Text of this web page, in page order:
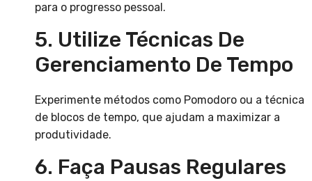
para o progresso pessoal.
5. Utilize Técnicas De
Gerenciamento De Tempo
Experimente métodos como Pomodoro ou a técnica
de blocos de tempo, que ajudam a maximizar a
produtividade.
6. Faça Pausas Regulares